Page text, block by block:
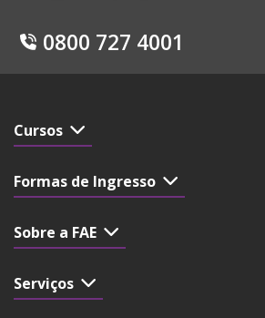
0800 727 4001
Cursos
Formas de Ingresso
Sobre a FAE
Serviços